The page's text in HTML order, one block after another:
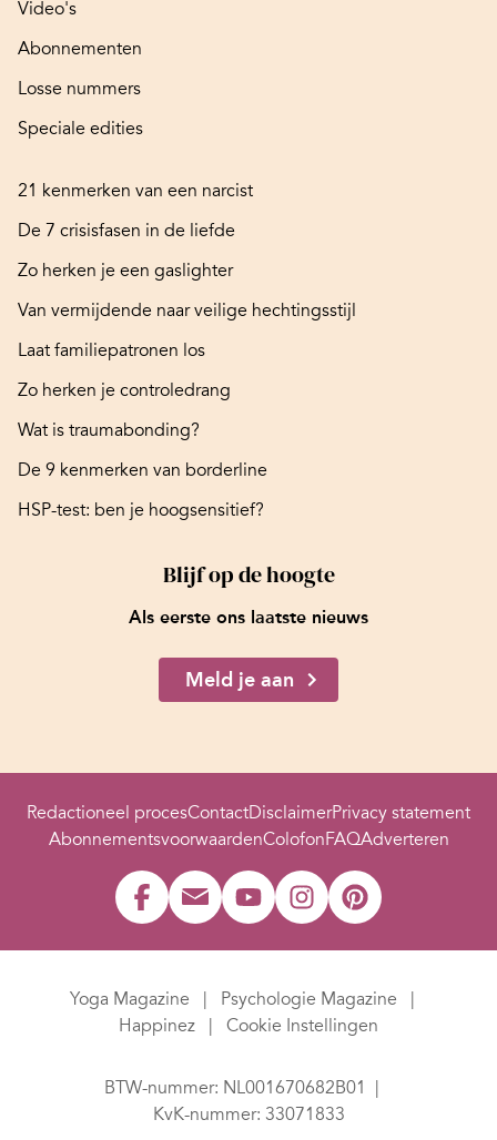
Video's
Abonnementen
Losse nummers
Speciale edities
21 kenmerken van een narcist
De 7 crisisfasen in de liefde
Zo herken je een gaslighter
Van vermijdende naar veilige hechtingsstijl
Laat familiepatronen los
Zo herken je controledrang
Wat is traumabonding?
De 9 kenmerken van borderline
HSP-test: ben je hoogsensitief?
Blijf op de hoogte
Als eerste ons laatste nieuws
Meld je aan
Redactioneel procesContactDisclaimerPrivacy statement
AbonnementsvoorwaardenColofonFAQAdverteren
Yoga Magazine
Psychologie Magazine
Happinez
Cookie Instellingen
BTW-nummer: NL001670682B01
KvK-nummer: 33071833